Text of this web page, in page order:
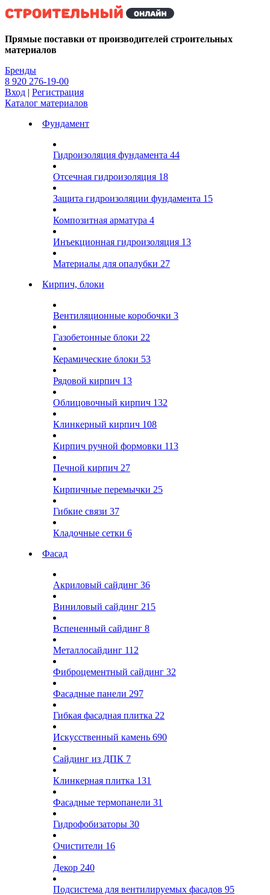
Kg
Прямые поставки от производителей строительных
материалов
Бренды
8 920 276-19-00
Вход | Регистрация
Каталог материалов
Фундамент
Гидроизоляция фундамента 44
Отсечная гидроизоляция 18
Защита гидроизоляции фундамента 15
Композитная арматура 4
Инъекционная гидроизоляция 13
Материалы для опалубки 27
Кирпич, блоки
Вентиляционные коробочки 3
Газобетонные блоки 22
Керамические блоки 53
Рядовой кирпич 13
Облицовочный кирпич 132
Клинкерный кирпич 108
Кирпич ручной формовки 113
Печной кирпич 27
Кирпичные перемычки 25
Гибкие связи 37
Кладочные сетки 6
Фасад
Акриловый сайдинг 36
Виниловый сайдинг 215
Вспененный сайдинг 8
Металлосайдинг 112
Фиброцементный сайдинг 32
Фасадные панели 297
Гибкая фасадная плитка 22
Искусственный камень 690
Сайдинг из ДПК 7
Клинкерная плитка 131
Фасадные термопанели 31
Гидрофобизаторы 30
Очистители 16
Декор 240
Подсистема для вентилируемых фасадов 95